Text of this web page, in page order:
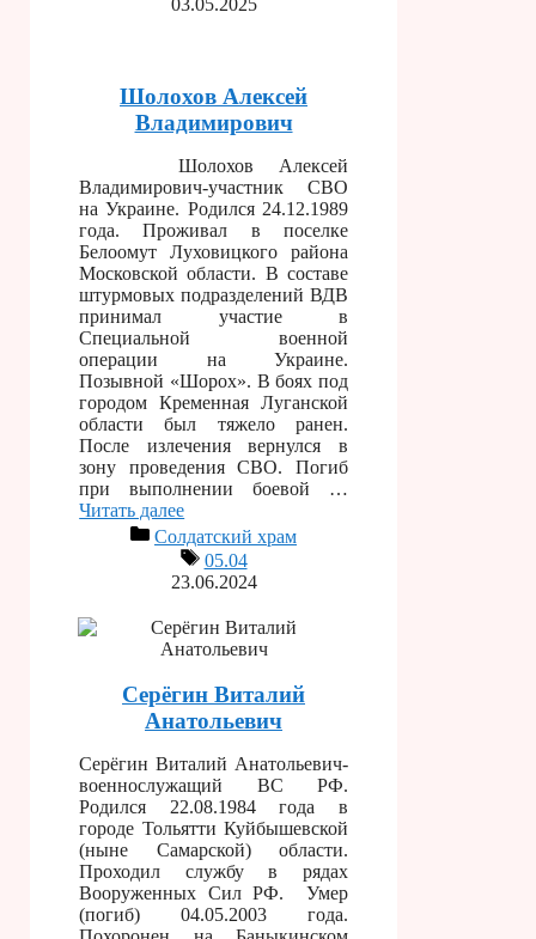
03.05.2025
Шолохов Алексей
Владимирович
Шолохов Алексей
Владимирович-участник СВО
на Украине. Родился 24.12.1989
года. Проживал в поселке
Белоомут Луховицкого района
Московской области. В составе
штурмовых подразделений ВДВ
принимал участие в
Специальной военной
операции на Украине.
Позывной «Шорох». В боях под
городом Кременная Луганской
области был тяжело ранен.
После излечения вернулся в
зону проведения СВО. Погиб
при выполнении боевой …
Читать далее
Солдатский храм
05.04
23.06.2024
Серёгин Виталий
Анатольевич
Серёгин Виталий Анатольевич-
военнослужащий ВС РФ.
Родился 22.08.1984 года в
городе Тольятти Куйбышевской
(ныне Самарской) области.
Проходил службу в рядах
Вооруженных Сил РФ. Умер
(погиб) 04.05.2003 года.